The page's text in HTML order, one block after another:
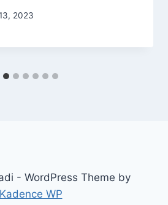
2023
- WordPress Theme by
Kadence WP